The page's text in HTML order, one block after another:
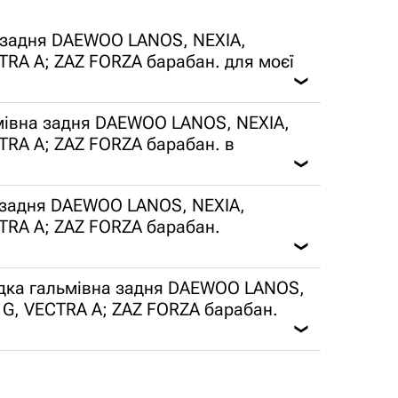
DAEWOO LANOS, NEXIA,
A; ZAZ FORZA барабан. для моєї
❯
задня DAEWOO LANOS, NEXIA,
A; ZAZ FORZA барабан. в
❯
DAEWOO LANOS, NEXIA,
A; ZAZ FORZA барабан.
❯
гальмівна задня DAEWOO LANOS,
VECTRA A; ZAZ FORZA барабан.
❯